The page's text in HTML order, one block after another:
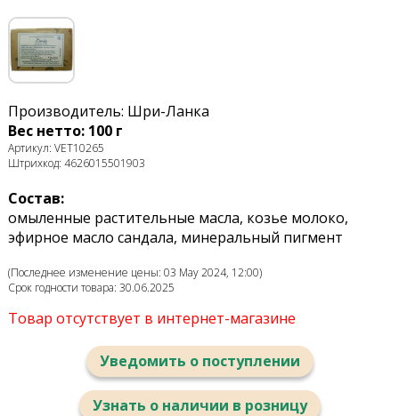
Производитель: Шри-Ланка
Вес нетто: 100 г
Артикул: VET10265
Штрихкод: 4626015501903
Состав:
омыленные растительные масла, козье молоко,
эфирное масло сандала, минеральный пигмент
(Последнее изменение цены: 03 May 2024, 12:00)
Срок годности товара: 30.06.2025
Товар отсутствует в интернет-магазине
Уведомить о поступлении
Узнать о наличии в розницу